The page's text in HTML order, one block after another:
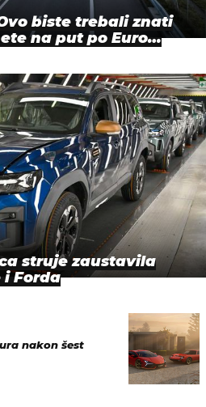
biste trebali znati
na put po Euro…
struje zaustavila
Forda
nakon šest